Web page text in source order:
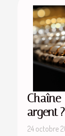
argent ?
24 octobre